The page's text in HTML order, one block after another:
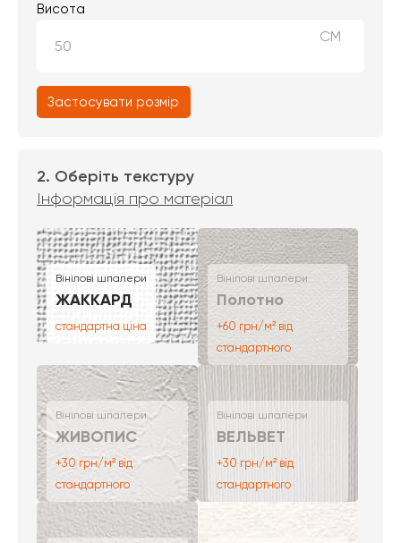
Висота
СМ
Застосувати розмір
2. Оберіть текстуру
Інформація про матеріал
Вінілові шпалери
ЖАККАРД
стандартна ціна
Вінілові шпалери
Полотно
+60 грн/м² від
стандартного
Вінілові шпалери
ЖИВОПИС
+30 грн/м² від
стандартного
Вінілові шпалери
ВЕЛЬВЕТ
+30 грн/м² від
стандартного